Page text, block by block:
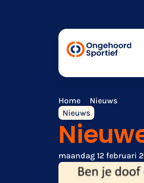
Home Nieuws
Nieuws
maandag 12 februari